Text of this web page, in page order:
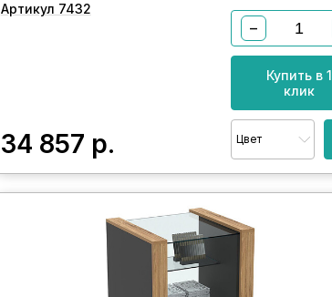
Артикул 7432
34 857 р.
−
Купить в 1
клик
Цвет